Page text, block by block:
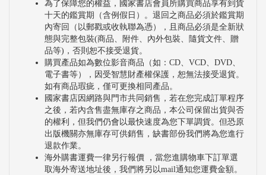
為了保障您的權益，國家書店會員所購買商品享有到貨
十天的鑑賞期（含例假日）。退回之商品必須於鑑賞期
內寄回（以郵戳或收執聯為憑），且商品必須是全新狀
態與完整包裝(商品、附件、內外包裝、隨貨文件、贈
品等)，否則恕不接受退貨。
購買產品如為數位影音商品（如：CD、VCD、DVD、
電子書等），因受智慧財產權保護，恕無法接受退貨。
如有商品瑕疵，僅可更換相同產品。
國家書店因網路與門市共同銷售，若在您完成訂單程序
之後，若內含售盡無庫存之商品，本公司保留出貨與否
的權利，但我們仍會以最快速度為您下單調貨。但恐原
出版機關亦無庫存可供銷售，缺書部份我們將為您進行
退款作業。
海外購書運費一律另行報價 ，當您進購物車下訂單選
取海外寄送地址後，我們將另以mail通知您運費金額。